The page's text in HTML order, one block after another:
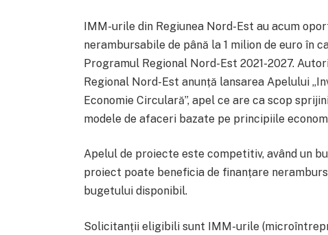
IMM-urile din Regiunea Nord-Est au acum
nerambursabile de până la 1 milion de euro în
Programul Regional Nord-Est 2021-2027.
Regional Nord-Est anunță lansarea Apelului
Economie Circulară”, apel ce are ca scop
modele de afaceri bazate pe principiile
Apelul de proiecte este competitiv, având un
proiect poate beneficia de finanțare
bugetului disponibil.
Solicitanții eligibili sunt IMM-urile